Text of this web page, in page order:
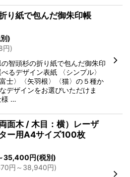
り紙で包んだ御朱印帳
)
円)
智頭杉の折り紙で包んだ御朱印
るデザイン表紙 〈シンプル〉
富士〉〈矢羽根〉〈猫〉の５種か
デザインをお選びいただけま
様 …
面木 / 木目：横）レーザ
ー用A4サイズ100枚
35,400円(税別)
円 ～38,940円)